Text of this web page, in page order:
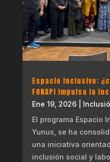
Espacio Inclusivo:
FONAPI impulsa la
Ene 19, 2026|
El programa Espacio
Yunus, se ha
una iniciativa
inclusión social y